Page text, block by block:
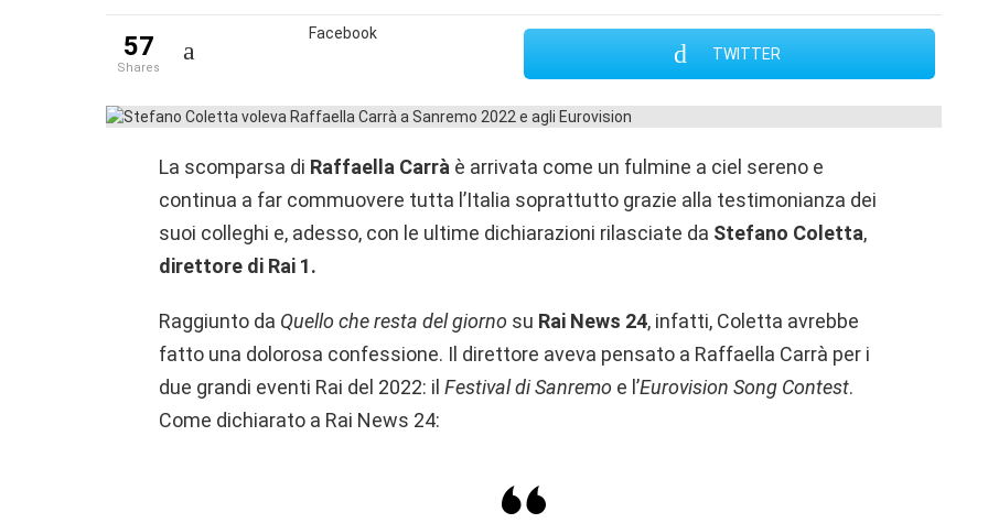
57
shares
Facebook
TWITTER
La scomparsa di Raffaella Carrà è arrivata come un fulmine a ciel sereno e
continua a far commuovere tutta l’Italia soprattutto grazie alla testimonianza dei
suoi colleghi e, adesso, con le ultime dichiarazioni rilasciate da Stefano Coletta,
direttore di Rai 1.
Raggiunto da Quello che resta del giorno su Rai News 24, infatti, Coletta avrebbe
fatto una dolorosa confessione. Il direttore aveva pensato a Raffaella Carrà per i
due grandi eventi Rai del 2022: il Festival di Sanremo e l’Eurovision Song Contest.
Come dichiarato a Rai News 24: